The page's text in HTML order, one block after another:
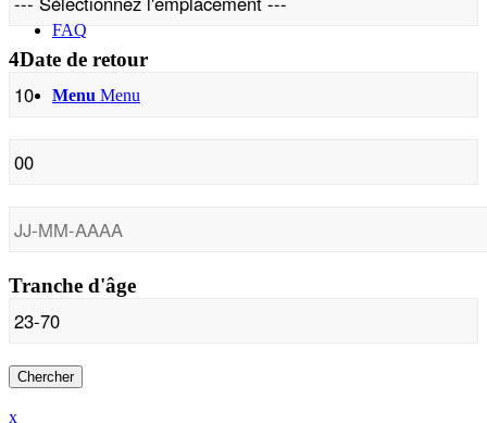
FAQ
Menu Menu
4Date de retour
Tranche d'âge
Chercher
x